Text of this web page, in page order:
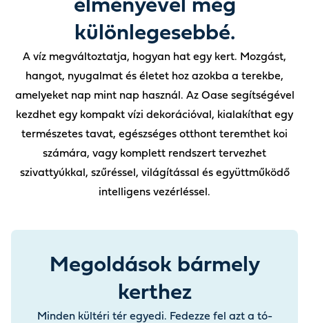
élményével még
A víz megváltoztatja, hogyan hat egy kert. Mozgást,
hangot, nyugalmat és életet hoz azokba a terekbe,
amelyeket nap mint nap használ. Az Oase segítségével
kezdhet egy kompakt vízi dekorációval, kialakíthat egy
természetes tavat, egészséges otthont teremthet koi
számára, vagy komplett rendszert tervezhet
szivattyúkkal, szűréssel, világítással és együttműködő
intelligens vezérléssel.
Megoldások bármely
kerthez
Minden kültéri tér egyedi. Fedezze fel azt a tó-